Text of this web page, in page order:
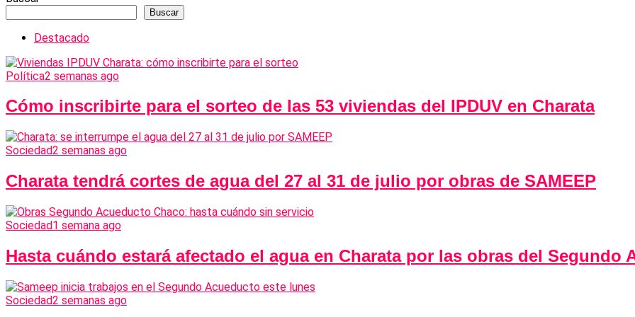
Buscar
Destacado
Política2 semanas ago
Cómo inscribirte para el sorteo de las 53 viviendas del IPDUV en Charata
Sociedad2 semanas ago
Charata tendrá cortes de agua del 27 al 31 de julio por obras de SAMEEP
Sociedad1 semana ago
Hasta cuándo estará afectado el agua en Charata por las obras del Segundo
Sociedad2 semanas ago